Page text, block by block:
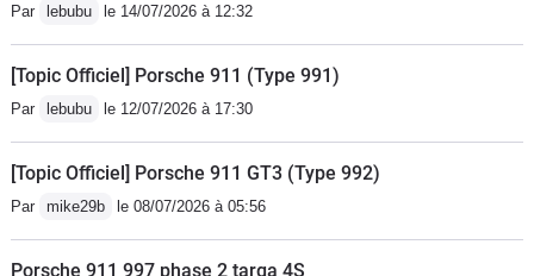
Par lebubu le 14/07/2026 à 12:32
[Topic Officiel] Porsche 911 (Type 991)
Par lebubu le 12/07/2026 à 17:30
[Topic Officiel] Porsche 911 GT3 (Type 992)
Par mike29b le 08/07/2026 à 05:56
Porsche 911 997 phase 2 targa 4S